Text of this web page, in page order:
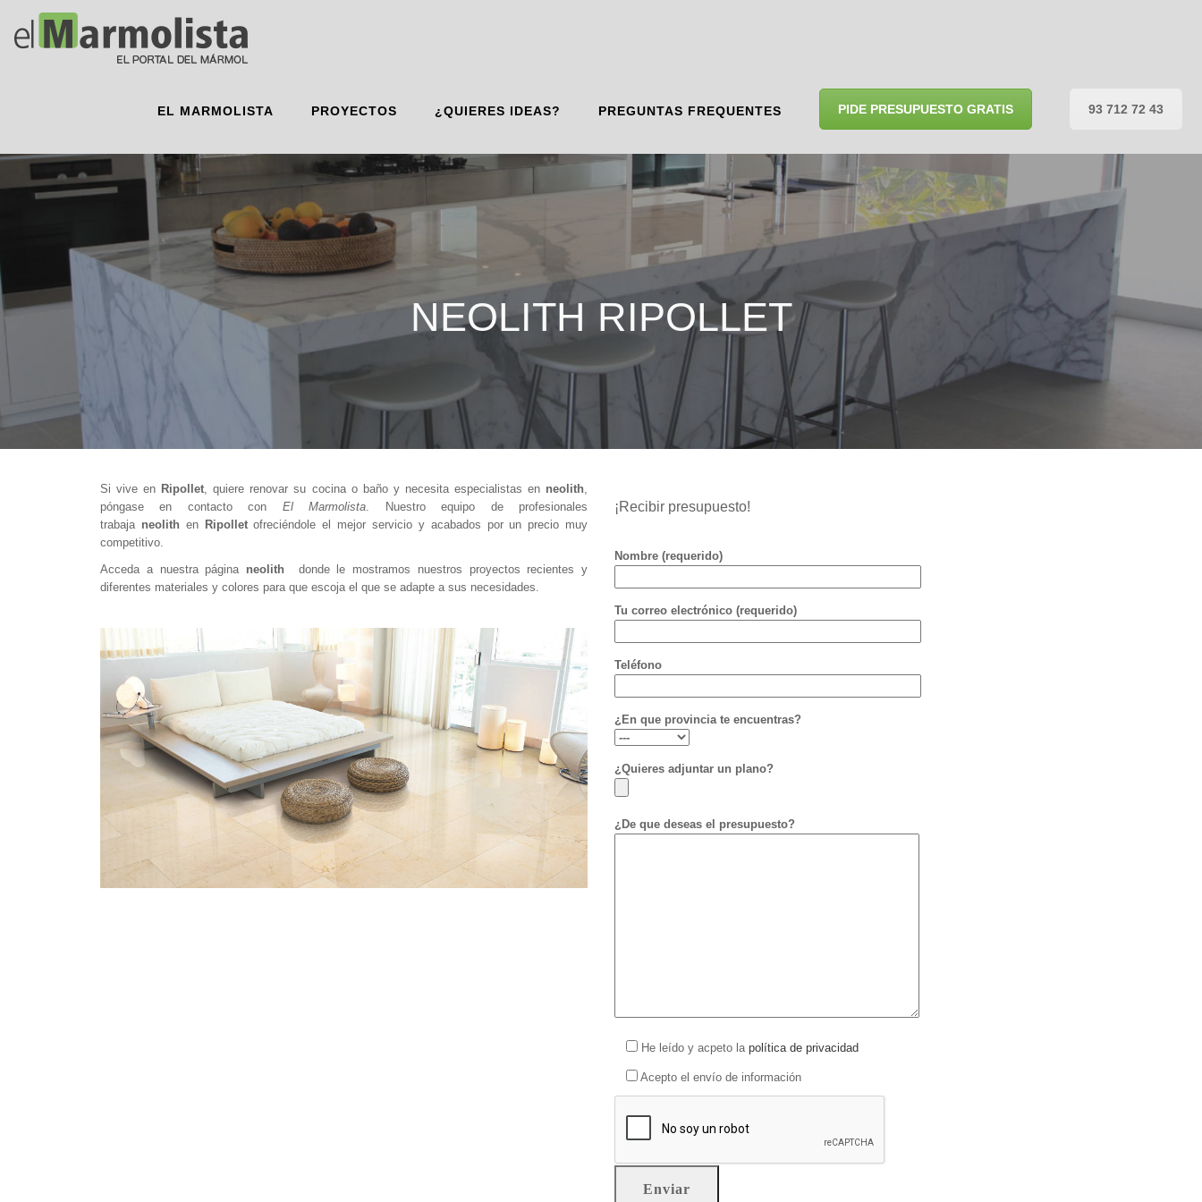
EL MARMOLISTA PROYECTOS ¿QUIERES IDEAS? PREGUNTAS FREQUENTES PIDE PRESUPUESTO GRATIS 93 712 72 43
NEOLITH RIPOLLET
Si vive en Ripollet, quiere renovar su cocina o baño y necesita especialistas en neolith,
póngase en contacto con El Marmolista. Nuestro equipo de profesionales
trabaja neolith en Ripolletofreciéndole el mejor servicio y acabados por un precio muy
competitivo.
Acceda a nuestra página neolith donde le mostramos nuestros proyectos recientes y
diferentes materiales y colores para que escoja el que se adapte a sus necesidades.
¡Recibir presupuesto!
Nombre (requerido)
Tu correo electrónico (requerido)
Teléfono
¿En que provincia te encuentras?
¿Quieres adjuntar un plano?
¿De que deseas el presupuesto?
He leído y acpeto la política de privacidad
Acepto el envío de información